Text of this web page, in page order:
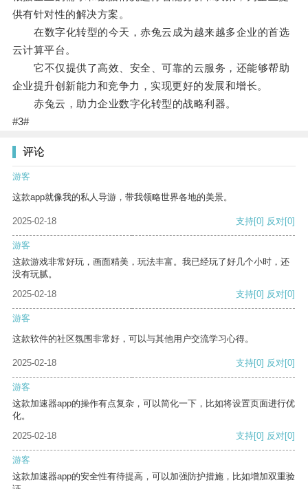
供有针对性的解决方案。
在数字化转型的今天，赤兔云成为越来越多企业的首选
云计算平台。
它不仅提供了高效、安全、可靠的云服务，还能够帮助
企业提升创新能力和竞争力，实现更好的发展和增长。
赤兔云，助力企业数字化转型的战略利器。
#3#
评论
游客
这款app就像我的私人导游，带我领略世界各地的美景。
2025-02-18 支持[0] 反对[0]
游客
这款游戏非常好玩，画面精美，玩法丰富。我已经玩了好几个小时，还
没有玩腻。
2025-02-18
支持[0] 反对[0]
游客
这款软件的社区氛围非常好，可以与其他用户交流学习心得。
2025-02-18 支持[0] 反对[0]
游客
这款加速器app的操作有点复杂，可以简化一下，比如将设置页面进行优
化。
2025-02-18
支持[0] 反对[0]
游客
这款加速器app的安全性有待提高，可以加强防护措施，比如增加双重验